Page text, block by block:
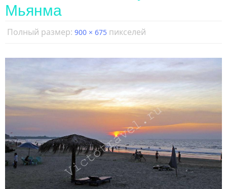
Мьянма
Полный размер: 900 × 675 пикселей